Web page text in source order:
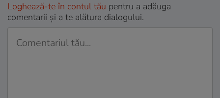
Loghează-te în contul tău pentru a adăuga
comentarii și a te alătura dialogului.